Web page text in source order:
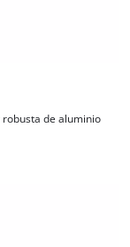
robusta de aluminio